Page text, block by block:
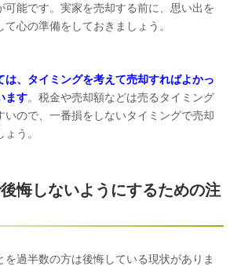
可能です。実家を売却する前に、思い出を
心の準備をしておきましょう。
は、タイミングを考えて売却すればよかっ
ます。税金や売却額などは売るタイミング
いので、一番損をしないタイミングで売却
う。
悔しないようにするための注
を過半数の方は後悔している現状がありま